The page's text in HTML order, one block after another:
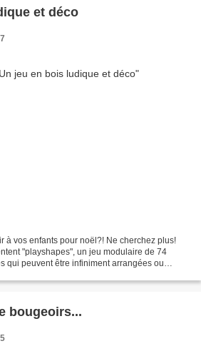
et déco
à vos enfants pour noël?! Ne cherchez plus!
"playshapes", un jeu modulaire de 74
qui peuvent être infiniment arrangées ou
bougeoirs...